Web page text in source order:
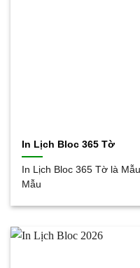
In Lịch Bloc 365 Tờ
In Lịch Bloc 365 Tờ là
Mẫu